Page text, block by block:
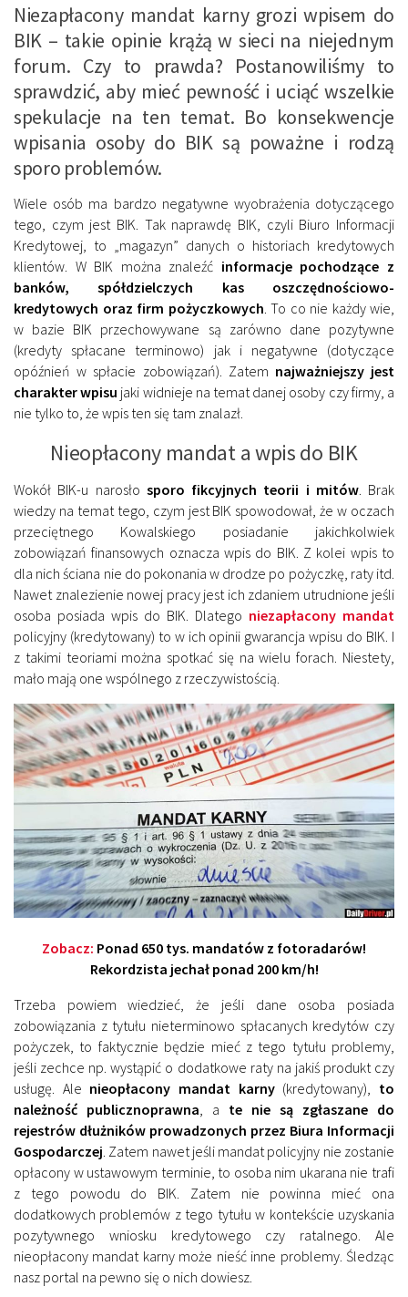
Niezapłacony mandat karny grozi wpisem do
BIK – takie opinie krążą w sieci na niejednym
forum. Czy to prawda? Postanowiliśmy to
sprawdzić, aby mieć pewność i uciąć wszelkie
spekulacje na ten temat. Bo konsekwencje
wpisania osoby do BIK są poważne i rodzą
sporo problemów.
Wiele osób ma bardzo negatywne wyobrażenia dotyczącego
tego, czym jest BIK. Tak naprawdę BIK, czyli Biuro Informacji
Kredytowej, to „magazyn” danych o historiach kredytowych
klientów. W BIK można znaleźć informacje pochodzące z
banków, spółdzielczych kas oszczędnościowo-
kredytowych oraz firm pożyczkowych . To co nie każdy wie,
w bazie BIK przechowywane są zarówno dane pozytywne
(kredyty spłacane terminowo) jak i negatywne (dotyczące
opóźnień w spłacie zobowiązań). Zatem najważniejszy jest
charakter wpisu jaki widnieje na temat danej osoby czy firmy, a
nie tylko to, że wpis ten się tam znalazł.
Nieopłacony mandat a wpis do BIK
Wokół BIK-u narosło sporo fikcyjnych teorii i mitów. Brak
wiedzy na temat tego, czym jest BIK spowodował, że w oczach
przeciętnego Kowalskiego posiadanie jakichkolwiek
zobowiązań finansowych oznacza wpis do BIK. Z kolei wpis to
dla nich ściana nie do pokonania w drodze po pożyczkę, raty itd.
Nawet znalezienie nowej pracy jest ich zdaniem utrudnione jeśli
osoba posiada wpis do BIK. Dlatego niezapłacony mandat
policyjny (kredytowany) to w ich opinii gwarancja wpisu do BIK. I
z takimi teoriami można spotkać się na wielu forach. Niestety,
mało mają one wspólnego z rzeczywistością.
Zobacz: Ponad 650 tys. mandatów z fotoradarów!
Rekordzista jechał ponad 200 km/h!
Trzeba powiem wiedzieć, że jeśli dane osoba posiada
zobowiązania z tytułu nieterminowo spłacanych kredytów czy
pożyczek, to faktycznie będzie mieć z tego tytułu problemy,
jeśli zechce np. wystąpić o dodatkowe raty na jakiś produkt czy
usługę. Ale nieopłacony mandat karny(kredytowany), to
należność publicznoprawna, a te nie są zgłaszane do
rejestrów dłużników prowadzonych przez Biura Informacji
Gospodarczej. Zatem nawet jeśli mandat policyjny nie zostanie
opłacony w ustawowym terminie, to osoba nim ukarana nie trafi
z tego powodu do BIK. Zatem nie powinna mieć ona
dodatkowych problemów z tego tytułu w kontekście uzyskania
pozytywnego wniosku kredytowego czy ratalnego. Ale
nieopłacony mandat karny może nieść inne problemy. Śledząc
nasz portal na pewno się o nich dowiesz.